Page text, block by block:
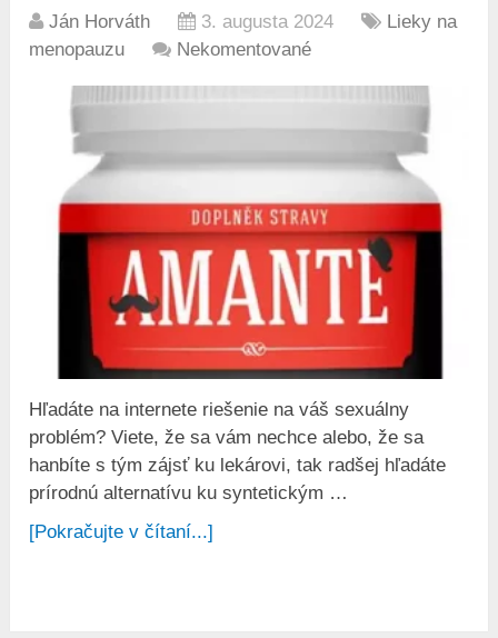
Ján Horváth 3. augusta 2024
Lieky na
menopauzu
Nekomentované
Hľadáte na internete riešenie na váš sexuálny
problém? Viete, že sa vám nechce alebo, že sa
hanbíte s tým zájsť ku lekárovi, tak radšej hľadáte
prírodnú alternatívu ku syntetickým …
[Pokračujte v čítaní...]